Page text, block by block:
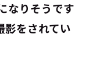
なりそうです
影をされてい